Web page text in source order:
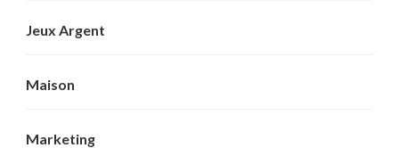
Jeux Argent
Maison
Marketing